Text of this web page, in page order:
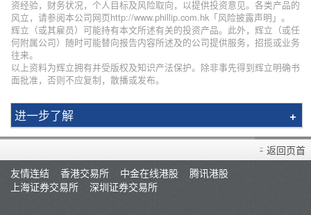
资经验，财务状况，个人目标及风险取向，以提供投资意见。各类产品的
风立，请参阅本公司网页http://www.phillip.com.hk「风险披露声明」。
辉立（或其雇员）可能持有本文所述有关的投资产品。此外，辉立（或任
何附属公司）随时可能替向报告内容所述及的公司提供服务，招揽或业务
往来。
以上资料为辉立拥有并受版权及知识产法保护。除非事先得到辉立明确书
面批准，否则不应复制，散播或发布。
进一步了解
研究报告
市况评论
交易员评论
返回页首
友情连结
香港交易所 中金在线港股
腾讯港股
上海证券交易所
深圳证券交易所